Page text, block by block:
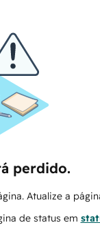
perdido.
Atualize a
de status em